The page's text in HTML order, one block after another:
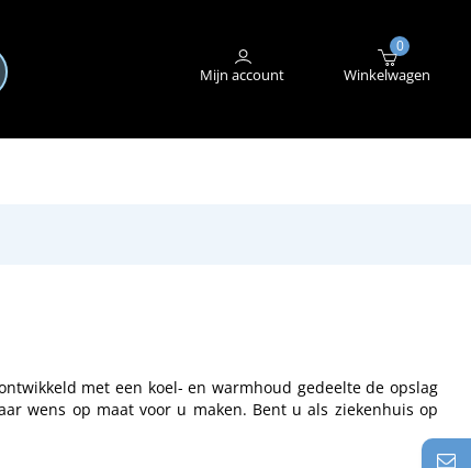
Mijn account
0
Winkelwagen
STORING MELDEN
met een koel- en warmhoud gedeelte de opslag
wens op maat voor u maken. Bent u als ziekenhuis op